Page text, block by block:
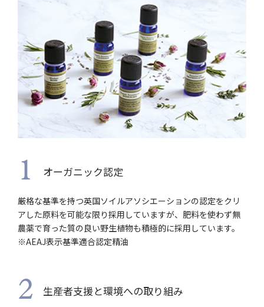
1 オーガニック認定
厳格な基準を持つ英国ソイルアソシエーションの認定をクリ
アした原料を可能な限り採用していますが、肥料を使わず無
農薬で育った質の良い野生植物も積極的に採用しています。
※AEAJ表示基準適合認定精油
2 生産者支援と環境への取り組み